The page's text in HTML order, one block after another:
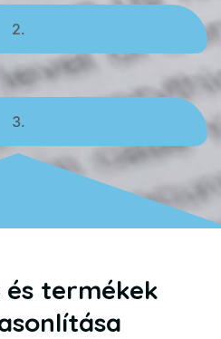
2.
3.
termékek